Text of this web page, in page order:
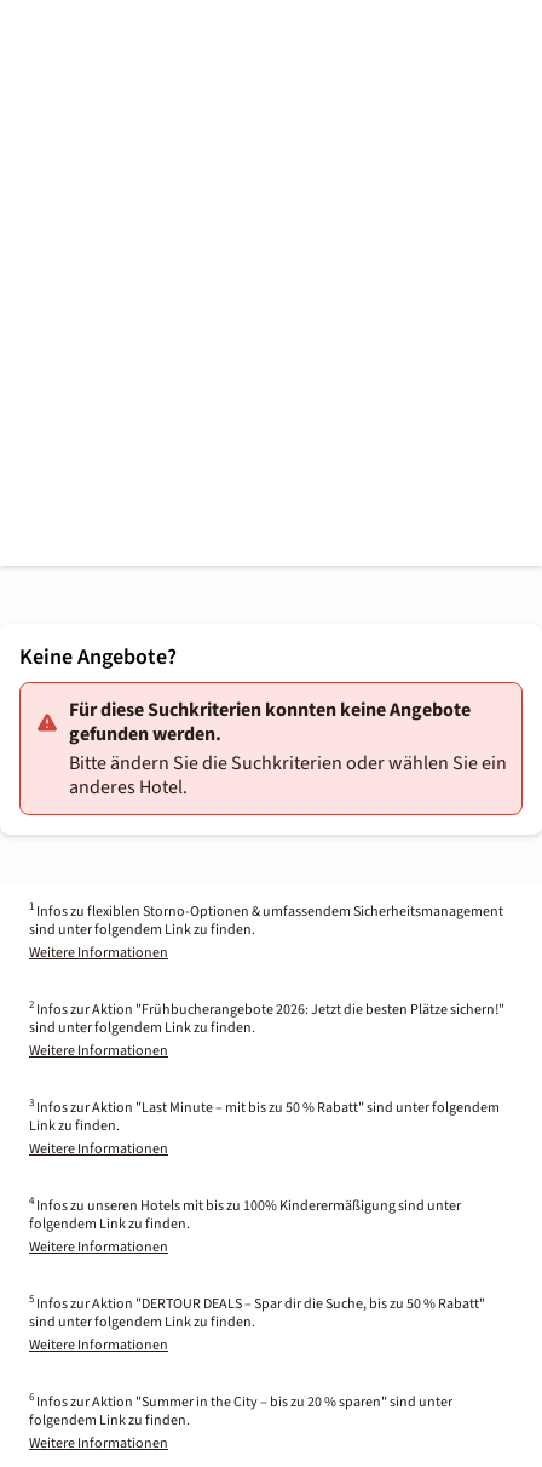
Keine Angebote?
Für diese Suchkriterien konnten keine Angebote
gefunden werden.
Bitte ändern Sie die Suchkriterien oder wählen Sie ein
anderes Hotel.
1 Infos zu flexiblen Storno-Optionen & umfassendem Sicherheitsmanagement
sind unter folgendem Link zu finden.
Weitere Informationen
2 Infos zur Aktion "Frühbucherangebote 2026: Jetzt die besten Plätze sichern!"
sind unter folgendem Link zu finden.
Weitere Informationen
3 Infos zur Aktion "Last Minute – mit bis zu 50 % Rabatt" sind unter folgendem
Link zu finden.
Weitere Informationen
4 Infos zu unseren Hotels mit bis zu 100% Kinderermäßigung sind unter
folgendem Link zu finden.
Weitere Informationen
5 Infos zur Aktion "DERTOUR DEALS – Spar dir die Suche, bis zu 50 % Rabatt"
sind unter folgendem Link zu finden.
Weitere Informationen
6 Infos zur Aktion "Summer in the City – bis zu 20 % sparen" sind unter
folgendem Link zu finden.
Weitere Informationen